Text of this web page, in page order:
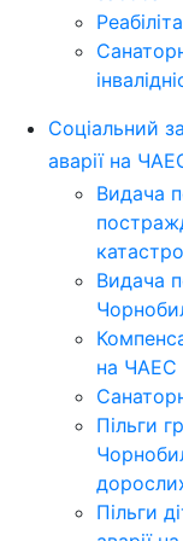
Соціальний
аварії на
Видача
Видача
на ЧАЕС
Пільги
Пільги